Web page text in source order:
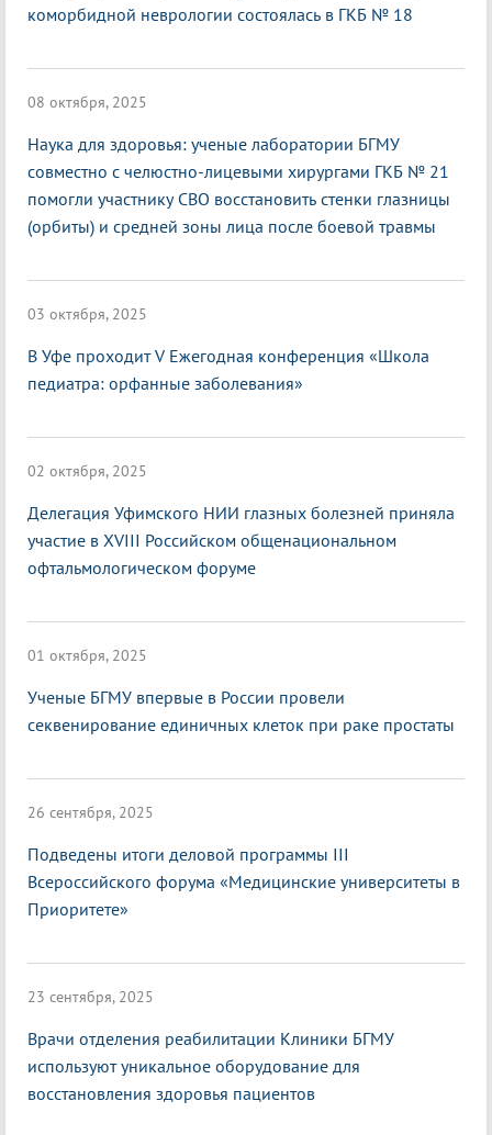
коморбидной неврологии состоялась в ГКБ № 18
08 октября, 2025
Наука для здоровья: ученые лаборатории БГМУ
совместно с челюстно-лицевыми хирургами ГКБ № 21
помогли участнику СВО восстановить стенки глазницы
(орбиты) и средней зоны лица после боевой травмы
03 октября, 2025
В Уфе проходит V Ежегодная конференция «Школа
педиатра: орфанные заболевания»
02 октября, 2025
Делегация Уфимского НИИ глазных болезней приняла
участие в XVIII Российском общенациональном
офтальмологическом форуме
01 октября, 2025
Ученые БГМУ впервые в России провели
секвенирование единичных клеток при раке простаты
26 сентября, 2025
Подведены итоги деловой программы III
Всероссийского форума «Медицинские университеты в
Приоритете»
23 сентября, 2025
Врачи отделения реабилитации Клиники БГМУ
используют уникальное оборудование для
восстановления здоровья пациентов